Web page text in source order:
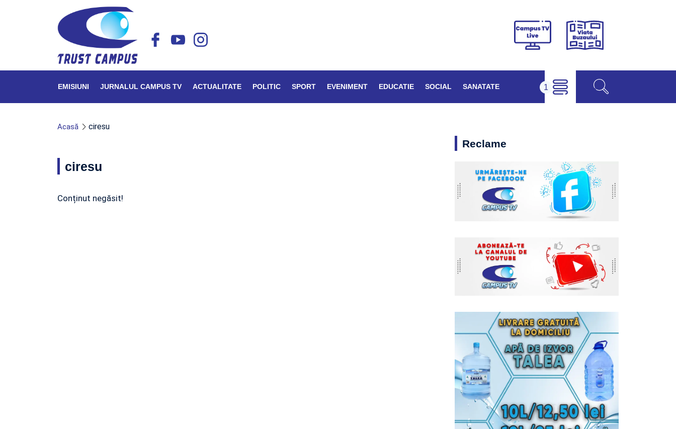
Campus
Viața
EMISIUNI JURNALUL CAMPUS TV ACTUALITATE POLITIC SPORT EVENIMENT EDUCATIE SOCIAL SANATATE
Acasă ciresu
ciresu
Conținut negăsit!
Reclame